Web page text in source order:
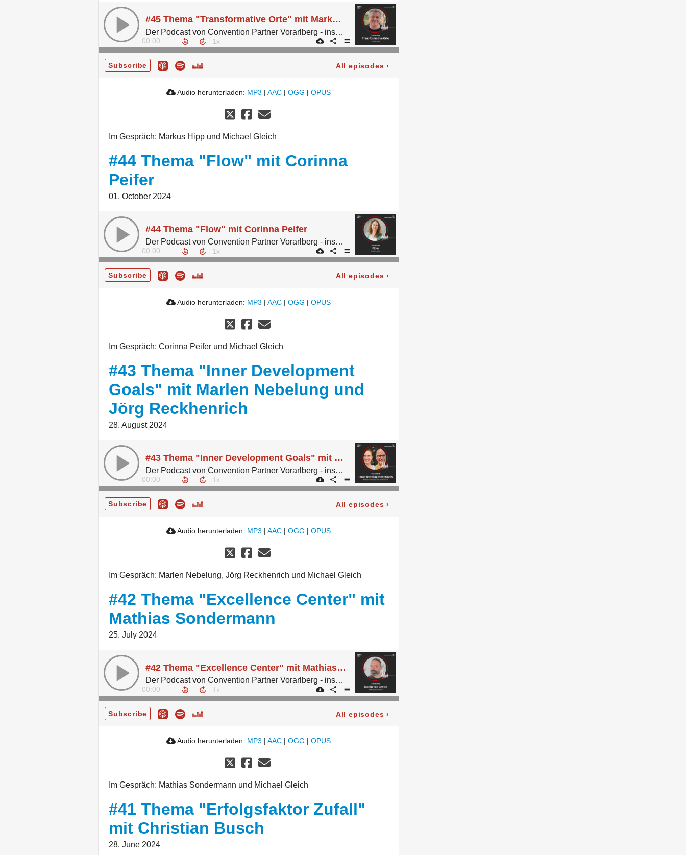
#45 Thema "Transformative Orte" mit Markus Hipp
Der Podcast von Convention Partner Vorarlberg - inspired by micelab:bodensee.
00:00
Subscribe All episodes ›
Audio herunterladen: MP3 | AAC | OGG | OPUS
Im Gespräch: Markus Hipp und Michael Gleich
#44 Thema "Flow" mit Corinna
Peifer
01. October 2024
#44 Thema "Flow" mit Corinna Peifer
Der Podcast von Convention Partner Vorarlberg - inspired by micelab:bodensee.
00:00
Subscribe All episodes ›
Audio herunterladen: MP3 | AAC | OGG | OPUS
Im Gespräch: Corinna Peifer und Michael Gleich
#43 Thema "Inner Development
Goals" mit Marlen Nebelung und
Jörg Reckhenrich
28. August 2024
#43 Thema "Inner Development Goals" mit Marlen Nebelung und Jörg Reckhenrich
Der Podcast von Convention Partner Vorarlberg - inspired by micelab:bodensee.
00:00
Subscribe All episodes ›
Audio herunterladen: MP3 | AAC | OGG | OPUS
Im Gespräch: Marlen Nebelung, Jörg Reckhenrich und Michael Gleich
#42 Thema "Excellence Center" mit
Mathias Sondermann
25. July 2024
#42 Thema "Excellence Center" mit Mathias Sondermann
Der Podcast von Convention Partner Vorarlberg - inspired by micelab:bodensee.
00:00
Subscribe All episodes ›
Audio herunterladen: MP3 | AAC | OGG | OPUS
Im Gespräch: Mathias Sondermann und Michael Gleich
#41 Thema "Erfolgsfaktor Zufall"
mit Christian Busch
28. June 2024